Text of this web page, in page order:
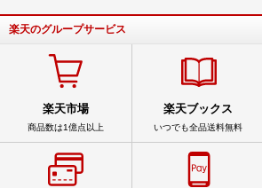
楽天のグループサービス
楽天市場
商品数は1億点以上
楽天ブックス
いつでも全品送料無料